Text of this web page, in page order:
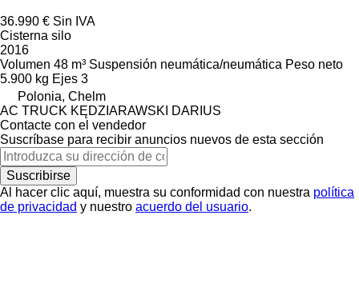
36.990 € Sin IVA
Cisterna silo
2016
Volumen 48 m³ Suspensión neumática/neumática Peso neto
5.900 kg Ejes 3
Polonia, Chelm
AC TRUCK KĘDZIARAWSKI DARIUS
Contacte con el vendedor
Suscríbase para recibir anuncios nuevos de esta sección
Suscribirse
Al hacer clic aquí, muestra su conformidad con nuestra política
de privacidad y nuestro acuerdo del usuario.